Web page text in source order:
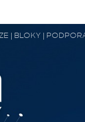
| BLOKY |